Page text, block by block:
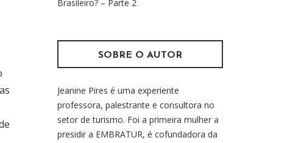
Brasileiro? – Parte 2
SOBRE O AUTOR
Jeanine Pires é uma experiente
professora, palestrante e consultora no
setor de turismo. Foi a primeira mulher a
presidir a EMBRATUR, é cofundadora da